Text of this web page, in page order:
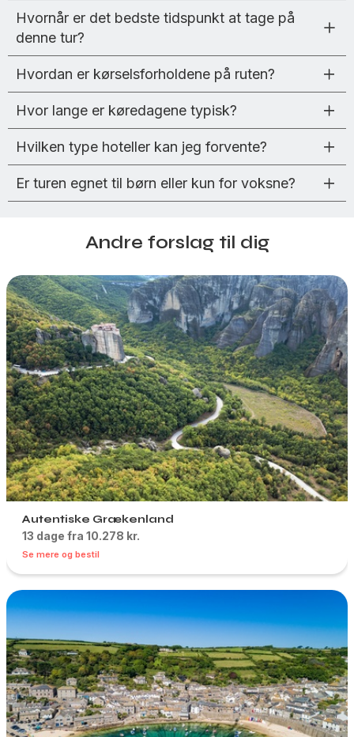
Hvornår er det bedste tidspunkt at tage på
denne tur?
Hvordan er kørselsforholdene på ruten?
Hvor lange er køredagene typisk?
Hvilken type hoteller kan jeg forvente?
Er turen egnet til børn eller kun for voksne?
Andre forslag til dig
Autentiske Grækenland
13 dage fra 10.278 kr.
Se mere og bestil